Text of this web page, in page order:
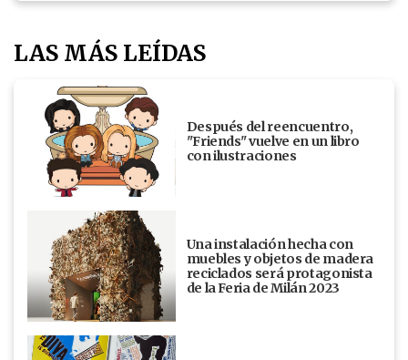
LAS MÁS LEÍDAS
Después del reencuentro,
"Friends" vuelve en un libro
con ilustraciones
Una instalación hecha con
muebles y objetos de madera
reciclados será protagonista
de la Feria de Milán 2023